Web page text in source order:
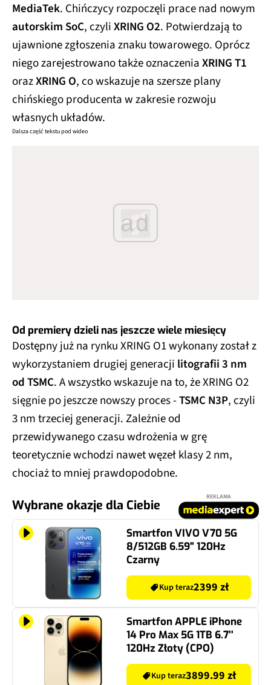
MediaTek. Chińczycy rozpoczęli prace nad nowym
autorskim SoC, czyliXRING O2. Potwierdzają to
ujawnione zgłoszenia znaku towarowego. Oprócz
niego zarejestrowano także oznaczeniaXRING T1
orazXRING O, co wskazuje na szersze plany
chińskiego producenta w zakresie rozwoju
własnych układów.
Dalsza część tekstu pod wideo
ad
Od premiery dzieli nas jeszcze wiele miesięcy
Dostępny już na rynku XRING O1 wykonany został z
wykorzystaniem drugiej generacji litografii 3 nm
od TSMC. A wszystko wskazuje na to, że XRING O2
sięgnie po jeszcze nowszy proces -TSMC N3P, czyli
3 nm trzeciej generacji. Zależnie od
przewidywanego czasu wdrożenia w grę
teoretycznie wchodzi nawet węzeł klasy 2 nm,
chociaż to mniej prawdopodobne.
Wybrane okazje dla Ciebie
REKLAMA
Smartfon VIVO V70 5G
8/512GB 6.59" 120Hz
Czarny
Kup teraz2399 zł
Smartfon APPLE iPhone
14 Pro Max 5G 1TB 6.7''
120Hz Złoty (CPO)
Kup teraz3899.99 zł